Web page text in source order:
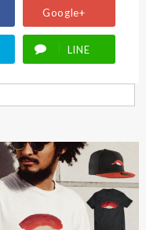
Google+
LINE